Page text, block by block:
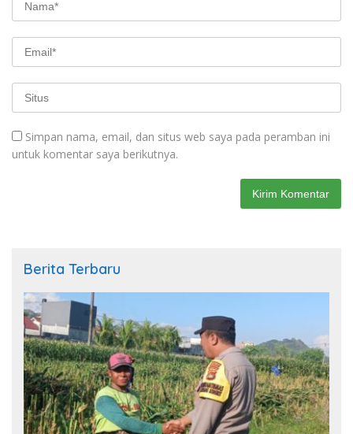
Simpan nama, email, dan situs web saya pada peramban ini
untuk komentar saya berikutnya.
Berita Terbaru